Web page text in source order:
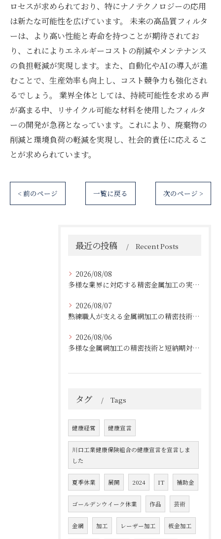
ロセスが求められており、特にナノテクノロジーの応用
は新たな可能性を広げています。 未来の高品質フィルタ
ーは、より高い性能と寿命を持つことが期待されてお
り、これによりエネルギーコストの削減やメンテナンス
の負担軽減が実現します。また、自動化やAIの導入が進
むことで、生産効率も向上し、コスト競争力も強化され
るでしょう。 業界全体としては、持続可能性を求める声
が高まる中、リサイクル可能な材料を使用したフィルタ
ーの開発が急務となっています。これにより、廃棄物の
削減と環境負荷の軽減を実現し、社会的責任に応えるこ
とが求められています。
< 前のページ 一覧に戻る 次のページ >
最近の投稿 Recent Posts
2026/08/08
多様な業界に対応する精密金属加工の実績と技術
2026/08/07
熟練職人が支える金属網加工の精密技術と柔軟対応
2026/08/06
多様な金属網加工の精密技術と短納期対応の実例
タグ Tags
健康経営 健康宣言
川口工業健康保険組合の健康宣言を宣言しま
した
夏季休業 展開 2024 IT 補助金
ゴールデンウイーク休業 作品 芸術
金網 加工 レーザー加工 板金加工